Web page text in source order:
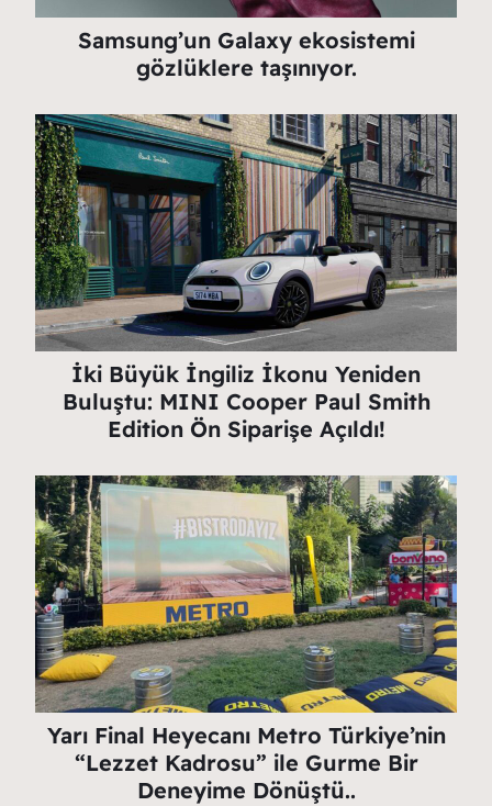
Samsung’un Galaxy ekosistemi
gözlüklere taşınıyor.
İki Büyük İngiliz İkonu Yeniden
Buluştu: MINI Cooper Paul Smith
Edition Ön Siparişe Açıldı!
Yarı Final Heyecanı Metro Türkiye’nin
“Lezzet Kadrosu” ile Gurme Bir
Deneyime Dönüştü..